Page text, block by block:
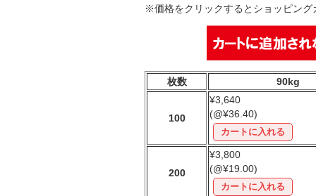
※価格をクリックするとショッピング
枚数 90kg
100
¥3,640
(@¥36.40)
200
¥3,800
(@¥19.00)